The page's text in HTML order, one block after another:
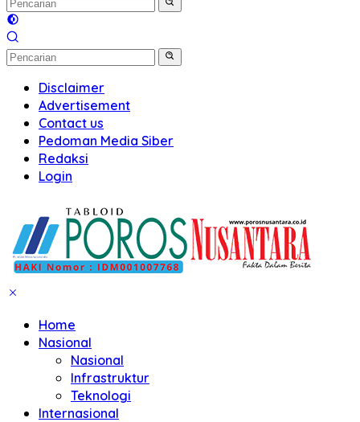
Disclaimer
Advertisement
Contact us
Pedoman Media Siber
Redaksi
Login
Home
Nasional
Nasional
Infrastruktur
Teknologi
Internasional